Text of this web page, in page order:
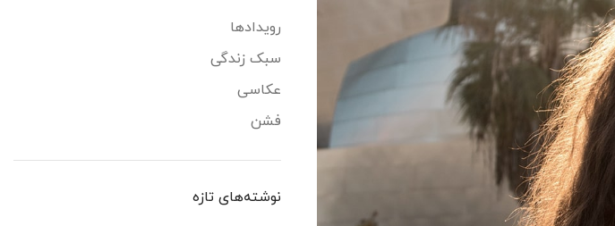
رویدادها
سبک زندگی
عکاسی
فشن
نوشته‌های تازه